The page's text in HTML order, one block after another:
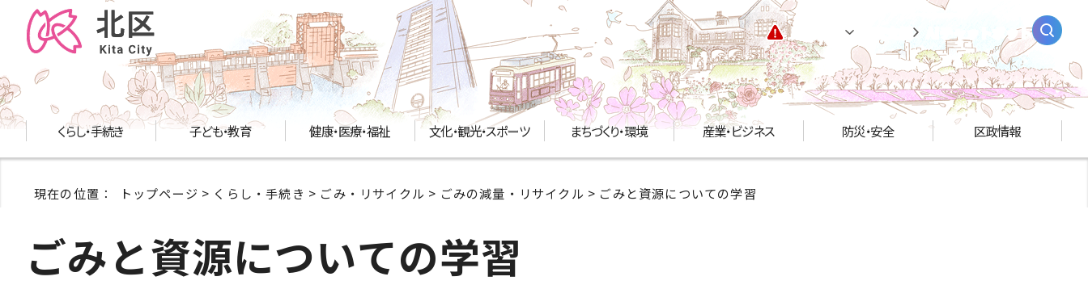
緊急情報 AIチャットボット
くらし・手続き 子ども・教育 健康・医療・福祉 文化・観光・スポーツ まちづくり・環境 産業・ビジネス 防災・安全 区政情報
現在の位置： トップページ > くらし・手続き > ごみ・リサイクル > ごみの減量・リサイクル > ごみと資源についての学習
ごみと資源についての学習